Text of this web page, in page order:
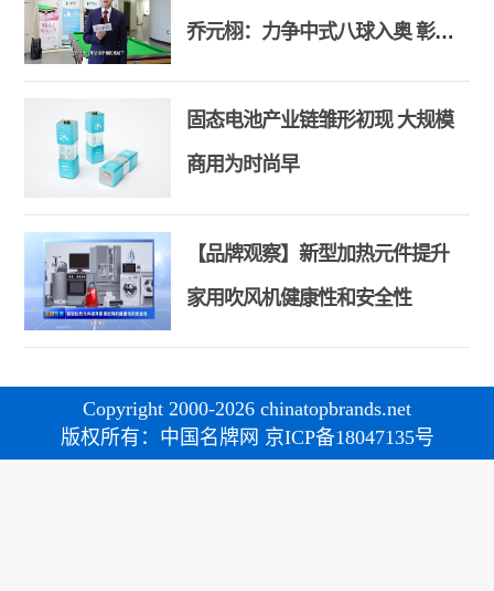
乔元栩：力争中式八球入奥 彰显
和合共生精神
固态电池产业链雏形初现 大规模
商用为时尚早
【品牌观察】新型加热元件提升
家用吹风机健康性和安全性
Copyright 2000-2026 chinatopbrands.net
版权所有：中国名牌网 京ICP备18047135号